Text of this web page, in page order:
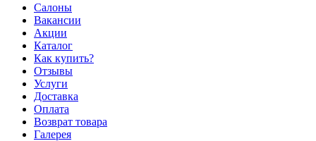
Салоны
Вакансии
Акции
Каталог
Как купить?
Отзывы
Услуги
Доставка
Оплата
Возврат товара
Галерея